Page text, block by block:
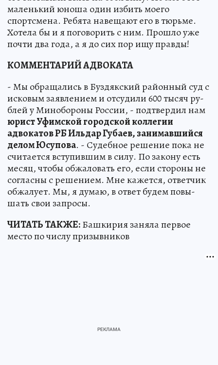
маленький юноша один избить мое­го
спортсмена. Ребята навещают его в тюрьме.
Хотела бы и я поговорить с ним. Прошло уже
почти два года, а я до сих пор ищу правды!
КОММЕНТАРИЙ АДВОКАТА
- Мы обращались в Буздякский район­ный суд с
исковым заявлением и отсу­дили 600 тысяч ру­
блей у Минобороны России, - подтвер­дил нам
юрист Уфим­ской городской кол­легии
адвокатов РБ Ильдар Губаев, за­нимавшийся
делом Юсупова. - Судебное решение пока не
счи­тается вступившим в силу. По закону есть
месяц, чтобы обжа­ловать его, если сто­роны не
согласны с решением. Мне ка­жется, ответчик
об­жалует. Мы, я думаю, в ответ будем повы­
шать свои запросы.
ЧИТАТЬ ТАКЖЕ:Башкирия заняла первое
место по числу призывников